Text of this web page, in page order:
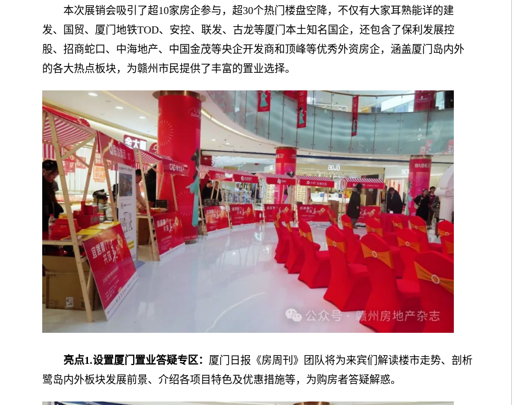
本次展销会吸引了超10家房企参与，超30个热门楼盘空降，不仅有大家耳熟能详的建
发、国贸、厦门地铁TOD、安控、联发、古龙等厦门本土知名国企，还包含了保利发展控
股、招商蛇口、中海地产、中国金茂等央企开发商和顶峰等优秀外资房企，涵盖厦门岛内外
的各大热点板块，为赣州市民提供了丰富的置业选择。
亮点1.设置厦门置业答疑专区： 厦门日报《房周刊》团队将为来宾们解读楼市走势、剖析
鹭岛内外板块发展前景、介绍各项目特色及优惠措施等，为购房者答疑解惑。